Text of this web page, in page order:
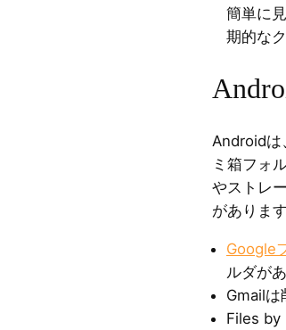
簡単に
期的な
Androidは
ミ箱フォ
やストレ
がありま
Google
ルダが
Gmailは
Files by